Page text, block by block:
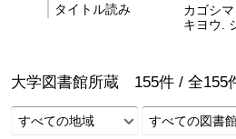
タイトル読み
カゴシ
キヨウ.
大学図書館所蔵 155件 / 全155
すべての地域
すべての図書